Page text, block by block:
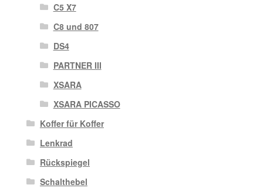
C5 X7
C8 und 807
DS4
PARTNER III
XSARA
XSARA PICASSO
Koffer für Koffer
Lenkrad
Rückspiegel
Schalthebel